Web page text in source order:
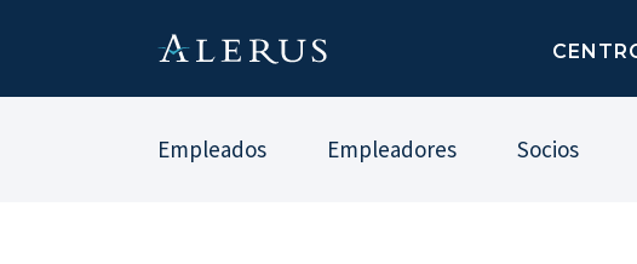
Empleados Empleadores Socios